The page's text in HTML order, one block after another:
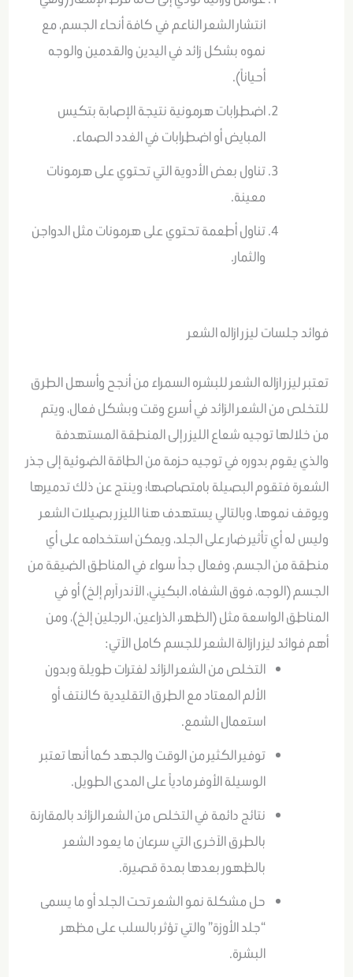
انتشار الشعر الناعم في كافة أنحاء الجسم، مع
نموه بشكل زائد في اليدين والقدمين والوجه
أحياناً).
اضطرابات هرمونية نتيجة الإصابة بتكيس
المبايض أو اضطرابات في الغدد الصماء.
تناول بعض الأدوية التي تحتوي على هرمونات
معينة.
تناول أطعمة تحتوي على هرمونات مثل الدواجن
والثمار.
فوائد جلسات ليزر ازاله الشعر
تعتبر ليزر ازاله الشعر للبشره السمراء من أنجح وأسهل الطرق
للتخلص من الشعر الزائد في أسرع وقت وبشكل فعال، ويتم
من خلالها توجيه شعاع الليزر إلى المنطقة المستهدفة
والذي يقوم بدوره في توجيه حزمة من الطاقة الضوئية إلى جذر
الشعرة فتقوم البصيلة بامتصاصها؛ وينتج عن ذلك تدميرها
ويوقف نموها، وبالتالي يستهدف هنا الليزر بصيلات الشعر
وليس له أي تأثير ضار على الجلد، ويمكن استخدامه على أي
منطقة من الجسم، وفعال جداً سواء في المناطق الضيقة من
الجسم (الوجه، فوق الشفاه، البكيني، الآندر آرم إلخ) أو في
المناطق الواسعة مثل (الظهر، الذراعين، الرجلين إلخ)، ومن
أهم فوائد ليزر ازالة الشعر للجسم كامل الآتي:
التخلص من الشعر الزائد لفترات طويلة وبدون
الألم المعتاد مع الطرق التقليدية كالنتف أو
استعمال الشمع.
توفير الكثير من الوقت والجهد كما أنها تعتبر
الوسيلة الأوفر مادياً على المدى الطويل.
نتائج دائمة في التخلص من الشعر الزائد بالمقارنة
بالطرق الآخرى التي سرعان ما يعود الشعر
بالظهور بعدها بمدة قصيرة.
حل مشكلة نمو الشعر تحت الجلد أو ما يسمى
“جلد الأوزة” والتي تؤثر بالسلب على مظهر
البشرة.